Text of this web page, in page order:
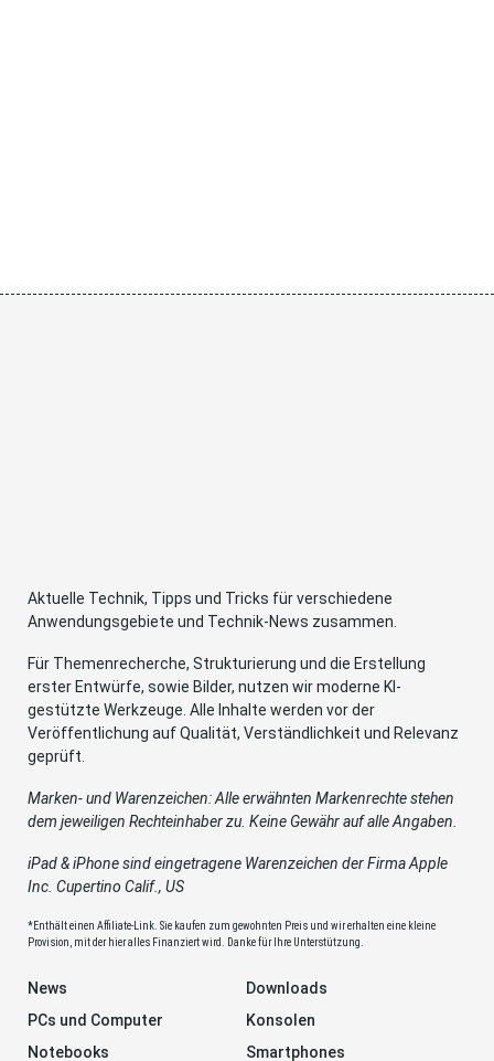
Aktuelle Technik, Tipps und Tricks für verschiedene
Anwendungsgebiete und Technik-News zusammen.
Für Themenrecherche, Strukturierung und die Erstellung
erster Entwürfe, sowie Bilder, nutzen wir moderne KI-
gestützte Werkzeuge. Alle Inhalte werden vor der
Veröffentlichung auf Qualität, Verständlichkeit und Relevanz
geprüft.
Marken- und Warenzeichen: Alle erwähnten Markenrechte stehen
dem jeweiligen Rechteinhaber zu. Keine Gewähr auf alle Angaben.
iPad & iPhone sind eingetragene Warenzeichen der Firma Apple
Inc. Cupertino Calif., US
*Enthält einen Affiliate-Link. Sie kaufen zum gewohnten Preis und wir erhalten eine kleine
Provision, mit der hier alles Finanziert wird. Danke für Ihre Unterstützung.
News
Downloads
PCs und Computer
Konsolen
Notebooks
Smartphones